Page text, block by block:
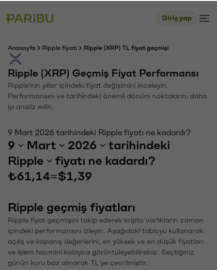
Giriş yap
Anasayfa Ripple fiyatı Ripple (XRP) TL fiyat geçmişi
Ripple (XRP) Geçmiş Fiyat Performansı
Ripple'nin yıllar içindeki fiyat değişimini inceleyin.
Performansını ve tarihindeki önemli dönüm noktalarını daha
iyi analiz edin.
9 Mart 2026 tarihindeki Ripple fiyatı ne kadardı?
9 Mart 2026
tarihindeki
Ripple
fiyatı ne kadardı?
₺61,14≈$1,39
Ripple geçmiş fiyatları
Ripple fiyat geçmişini takip ederek kripto varlıkların zaman
içindeki performansını izleyin. Aşağıdaki tabloyu kullanarak
açılış ve kapanış değerlerini, en yüksek ve en düşük fiyatları
ve işlem hacmini kolayca görüntüleyebilirsiniz. Seçtiğiniz
günün kuru baz alınarak TL'ye çevrilmiştir.